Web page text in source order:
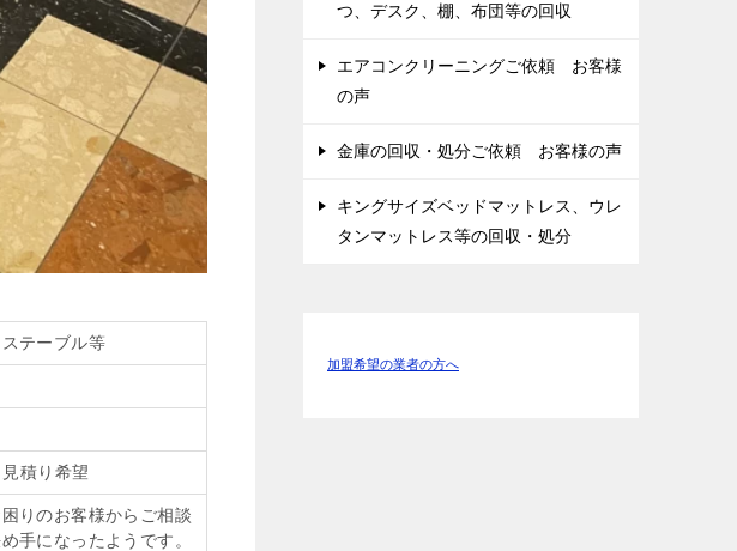
テーブル等
積り希望
りのお客様からご相談
手になったようです。
つ、デスク、棚、布団等の回収
エアコンクリーニングご依頼 お客様
の声
金庫の回収・処分ご依頼 お客様の声
キングサイズベッドマットレス、ウレ
タンマットレス等の回収・処分
加盟希望の業者の方へ